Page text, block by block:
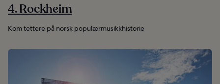
4. Rockheim
Kom tettere på norsk populærmusikkhistorie